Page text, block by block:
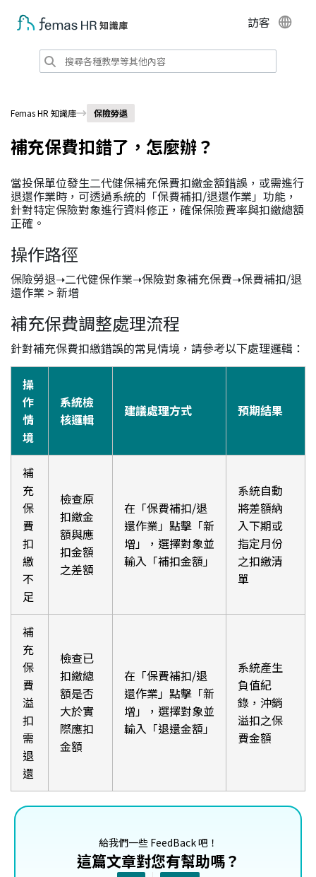
訪客
Femas HR 知識庫 保險勞退
補充保費扣錯了，怎麼辦？
當投保單位發生二代健保補充保費扣繳金額錯誤，或需進行
退還作業時，可透過系統的「保費補扣/退還作業」功能，
針對特定保險對象進行資料修正，確保保險費率與扣繳總額
正確。
操作路徑
保險勞退➝二代健保作業➝保險對象補充保費➝保費補扣/退
還作業 > 新增
補充保費調整處理流程
針對補充保費扣繳錯誤的常見情境，請參考以下處理邏輯：
操
作
情
境
系統檢
核邏輯
建議處理方式 預期結果
補
充
保
費
扣
繳
不
足
檢查原
扣繳金
額與應
扣金額
之差額
在「保費補扣/退
還作業」點擊「新
增」，選擇對象並
輸入「補扣金額」
系統自動
將差額納
入下期或
指定月份
之扣繳清
單
補
充
保
費
溢
扣
需
退
還
檢查已
扣繳總
額是否
大於實
際應扣
金額
在「保費補扣/退
還作業」點擊「新
增」，選擇對象並
輸入「退還金額」
系統產生
負值紀
錄，沖銷
溢扣之保
費金額
給我們一些 FeedBack 吧！
這篇文章對您有幫助嗎？